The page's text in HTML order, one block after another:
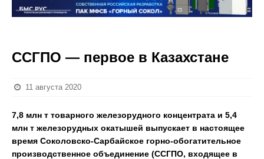
ССГПО — первое в Казахстане
11 августа 2020
7,8 млн т товарного железорудного концентрата и 5,4
млн т железорудных окатышей выпускает в настоящее
время Соколовско-Сарбайское горно-обогатительное
производственное объединение (ССГПО, входящее в